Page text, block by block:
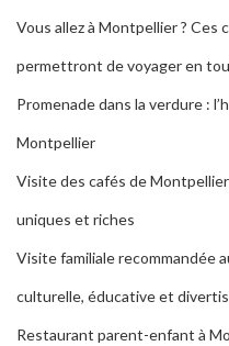
Vous allez à Montpellier ? Ces
permettront de voyager en
Promenade dans la verdure :
Montpellier
Visite des cafés de
uniques et riches
Visite familiale recommandée
culturelle, éducative et
Restaurant parent-enfant à